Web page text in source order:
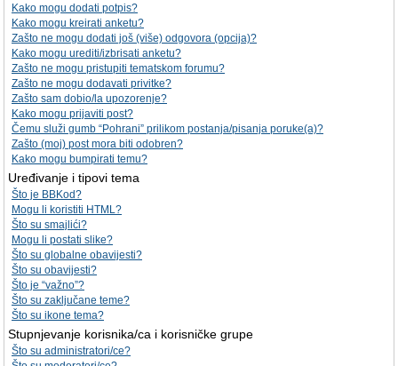
Kako mogu dodati potpis?
Kako mogu kreirati anketu?
Zašto ne mogu dodati još (više) odgovora (opcija)?
Kako mogu urediti/izbrisati anketu?
Zašto ne mogu pristupiti tematskom forumu?
Zašto ne mogu dodavati privitke?
Zašto sam dobio/la upozorenje?
Kako mogu prijaviti post?
Čemu služi gumb “Pohrani” prilikom postanja/pisanja poruke(a)?
Zašto (moj) post mora biti odobren?
Kako mogu bumpirati temu?
Uređivanje i tipovi tema
Što je BBKod?
Mogu li koristiti HTML?
Što su smajlići?
Mogu li postati slike?
Što su globalne obavijesti?
Što su obavijesti?
Što je “važno”?
Što su zaključane teme?
Što su ikone tema?
Stupnjevanje korisnika/ca i korisničke grupe
Što su administratori/ce?